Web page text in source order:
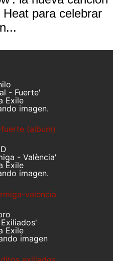
para celebrar
- Fuerte'
Exile
imagen.
- València'
Exile
imagen.
Exile
imagen